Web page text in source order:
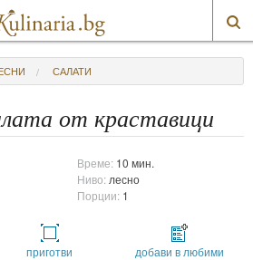
САЛАТИ
от краставици
Време: 10 мин.
Ниво: лесно
Порции: 1
приготви добави в любими